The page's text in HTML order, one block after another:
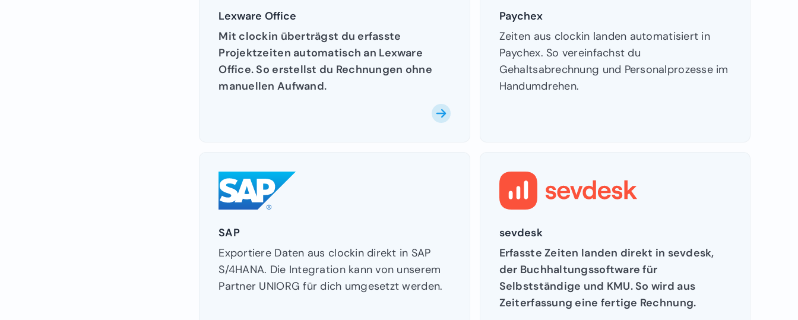
Lexware Office
Mit clockin überträgst du erfasste
Projektzeiten automatisch an Lexware
Office. So erstellst du Rechnungen ohne
manuellen Aufwand.
Paychex
Zeiten aus clockin landen automatisiert in
Paychex. So vereinfachst du
Gehaltsabrechnung und Personalprozesse im
Handumdrehen.
SAP
Exportiere Daten aus clockin direkt in SAP
S/4HANA. Die Integration kann von unserem
Partner UNIORG für dich umgesetzt werden.
sevdesk
Erfasste Zeiten landen direkt in sevdesk,
der Buchhaltungssoftware für
Selbstständige und KMU. So wird aus
Zeiterfassung eine fertige Rechnung.